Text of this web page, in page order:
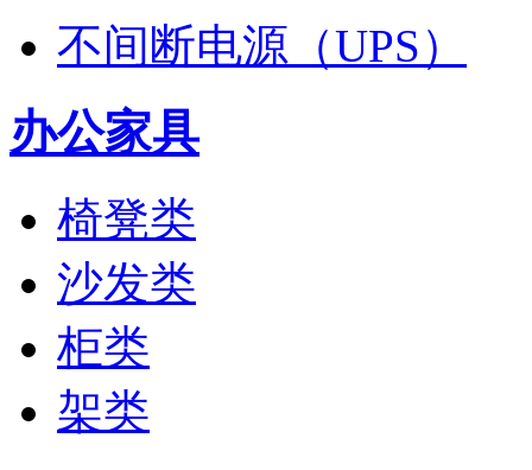
不间断电源（UPS）
办公家具
椅凳类
沙发类
柜类
架类